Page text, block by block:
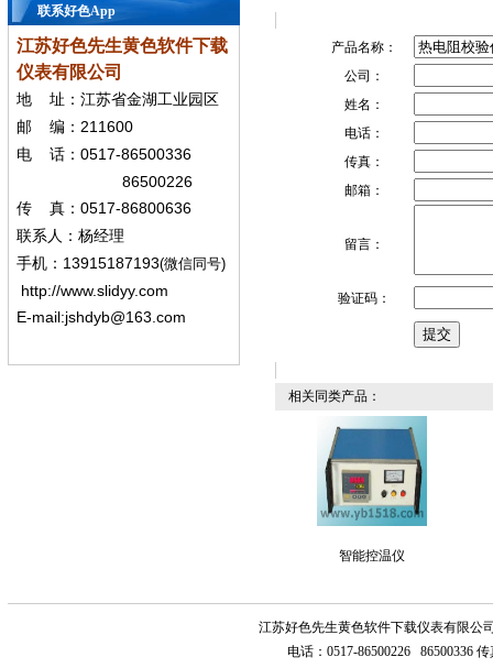
联系好色App
江苏好色先生黄色软件下载
仪表有限公司
地
址：江苏省金湖工业园区
邮
编： 211600
电 话： 0517-86500336
86500226
传 真： 0517-86800636
联系人：杨经理
手机 ： 13915187193(微信同号)
http://www.slidyy.com
E-mail:jshdyb@163.com
产品名称：
公司：
姓名：
电话：
传真：
邮箱：
留言：
验证码：
相关同类产品：
智能控温仪
江苏好色先生黄色软件下载仪表有限公
电话： 0517-86500226 86500336 传